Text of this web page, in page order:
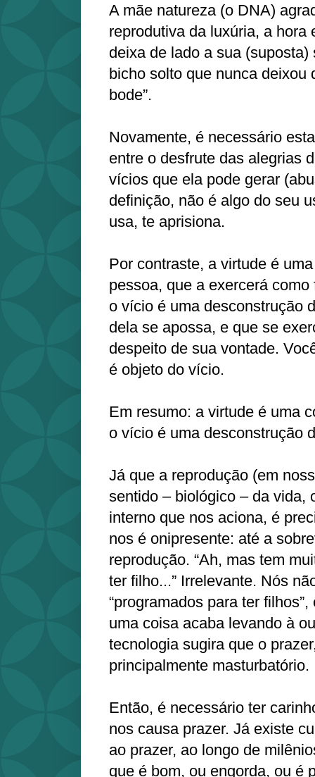
A mãe natureza (o DNA)
reprodutiva da luxúria, a hora
deixa de lado a sua
bicho solto que nunca deixou
bode”.
Novamente, é necessário
entre o desfrute das alegrias
vícios que ela pode gerar
definição, não é algo do seu
usa, te aprisiona.
Por contraste, a virtude é
pessoa, que a exercerá
o vício é uma desconstrução
dela se apossa, e que se
despeito de sua vontade.
é objeto do vício.
Em resumo: a virtude é uma
o vício é uma desconstrução
Já que a reprodução (em
sentido – biológico – da vida,
interno que nos aciona, é
nos é onipresente: até a
reprodução. “Ah, mas tem
ter filho...” Irrelevante. Nós
“programados para ter
uma coisa acaba levando à
tecnologia sugira que o
principalmente masturbatório.
Então, é necessário ter
nos causa prazer. Já existe
ao prazer, ao longo de
que é bom, ou engorda, ou é